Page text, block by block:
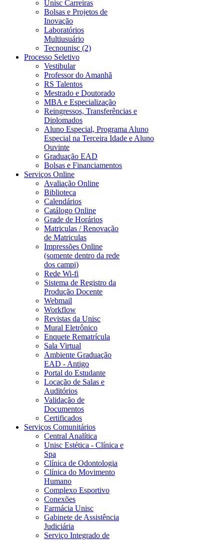
Unisc Carreiras
Bolsas e Projetos de
Inovação
Laboratórios
Multiusuário
Tecnounisc (2)
Processo Seletivo
Vestibular
Professor do Amanhã
RS Talentos
Mestrado e Doutorado
MBA e Especialização
Reingressos, Transferências e
Diplomados
Aluno Especial, Programa Aluno
Especial na Terceira Idade e Aluno
Ouvinte
Graduação EAD
Bolsas e Financiamentos
Serviços Online
Avaliação Online
Biblioteca
Calendários
Catálogo Online
Grade de Horários
Matriculas / Renovação
de Matriculas
Impressões Online
(somente dentro da rede
dos campi)
Rede Wi-fi
Sistema de Registro da
Produção Docente
Webmail
Workflow
Revistas da Unisc
Mural Eletrônico
Enquete Rematrícula
Sala Virtual
Ambiente Graduação
EAD - Antigo
Portal do Estudante
Locação de Salas e
Auditórios
Validação de
Documentos
Certificados
Serviços Comunitários
Central Analítica
Unisc Estética - Clínica e
Spa
Clínica de Odontologia
Clínica do Movimento
Humano
Complexo Esportivo
Conexões
Farmácia Unisc
Gabinete de Assistência
Judiciária
Serviço Integrado de